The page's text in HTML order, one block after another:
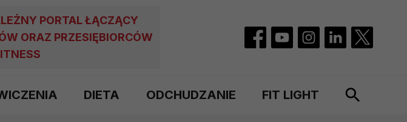
PORTAL ŁĄCZĄCY
ORAZ PRZESIĘBIORCÓW
DIETA ODCHUDZANIE FIT LIGHT